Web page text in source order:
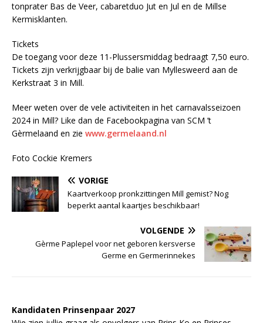
tonprater Bas de Veer, cabaretduo Jut en Jul en de Millse
Kermisklanten.
Tickets
De toegang voor deze 11-Plussersmiddag bedraagt 7,50 euro.
Tickets zijn verkrijgbaar bij de balie van Myllesweerd aan de
Kerkstraat 3 in Mill.
Meer weten over de vele activiteiten in het carnavalsseizoen
2024 in Mill? Like dan de Facebookpagina van SCM ’t
Gèrmelaand en zie www.germelaand.nl
Foto Cockie Kremers
VORIGE
Kaartverkoop pronkzittingen Mill gemist? Nog
beperkt aantal kaartjes beschikbaar!
VOLGENDE
Gèrme Paplepel voor net geboren kersverse
Germe en Germerinnekes
Kandidaten Prinsenpaar 2027